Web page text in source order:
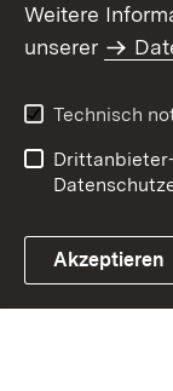
Weitere
unserer
Technisch
Akzeptieren